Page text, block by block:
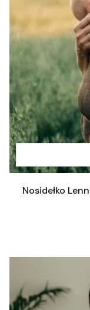
Nosidełko